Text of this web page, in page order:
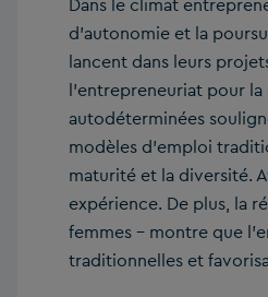
d’autonomie et la
lancent dans leurs
l’entrepreneuriat pour
autodéterminées
modèles d’emploi
maturité et la diversité.
expérience. De plus, la
femmes – montre que
traditionnelles et